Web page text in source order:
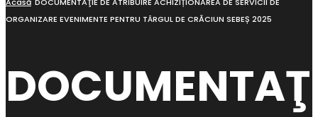
ORGANIZARE EVENIMENTE PENTRU TÂRGUL DE CRĂCIUN SEBEȘ 2025